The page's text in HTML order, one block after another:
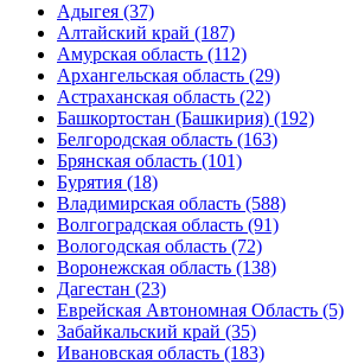
Адыгея (37)
Алтайский край (187)
Амурская область (112)
Архангельская область (29)
Астраханская область (22)
Башкортостан (Башкирия) (192)
Белгородская область (163)
Брянская область (101)
Бурятия (18)
Владимирская область (588)
Волгоградская область (91)
Вологодская область (72)
Воронежская область (138)
Дагестан (23)
Еврейская Автономная Область (5)
Забайкальский край (35)
Ивановская область (183)